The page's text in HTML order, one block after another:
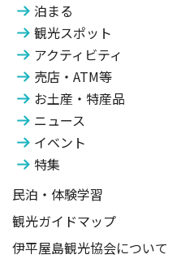
泊まる
観光スポット
アクティビティ
売店・ATM等
お土産・特産品
ニュース
イベント
特集
民泊・体験学習
観光ガイドマップ
伊平屋島観光協会について